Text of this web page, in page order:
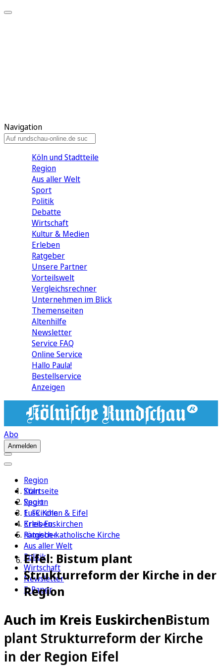
Navigation
Köln und Stadtteile
Region
Aus aller Welt
Sport
Politik
Debatte
Wirtschaft
Kultur & Medien
Erleben
Ratgeber
Unsere Partner
Vorteilswelt
Vergleichsrechner
Unternehmen im Blick
Themenseiten
Altenhilfe
Newsletter
Service FAQ
Online Service
Hallo Paula!
Bestellservice
Anzeigen
Abo
Anmelden
Region
Köln
Sport
1. FC Köln
Erleben
Ratgeber
Aus aller Welt
Politik
Wirtschaft
Newsletter
E-Paper
Startseite
Region
Euskirchen & Eifel
Kreis Euskirchen
römisch-katholische Kirche
Eifel: Bistum plant
Strukturreform der Kirche in der
Region
Auch im Kreis EuskirchenBistum
plant Strukturreform der Kirche
in der Region Eifel